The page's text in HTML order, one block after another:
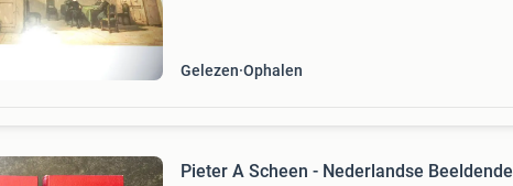
Gelezen Ophalen
Pieter A Scheen - Nederlandse Beeldende